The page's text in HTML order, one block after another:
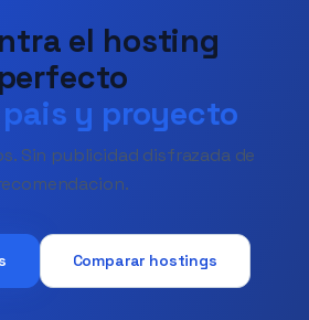
el hosting
perfecto
y proyecto
Sin publicidad disfrazada de
Comparar hostings